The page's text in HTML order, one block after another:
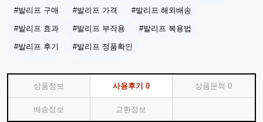
#발리프 구매 #발리프 가격 #발리프 해외배송
#발리프 효과 #발리프 부작용 #발리프 복용법
#발리프 후기 #발리프 정품확인
상품정보 사용후기 0 상품문의0
배송정보 교환정보